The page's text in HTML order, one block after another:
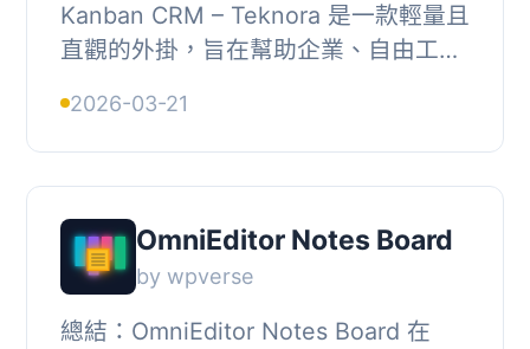
Kanban CRM – Teknora 是一款輕量且
直觀的外掛，旨在幫助企業、自由工作
產力，簡單易用，無需複雜操作。, ,
【主要功能】...
2026-03-21
OmniEditor Notes Board
by wpverse
總結：OmniEditor Notes Board 在